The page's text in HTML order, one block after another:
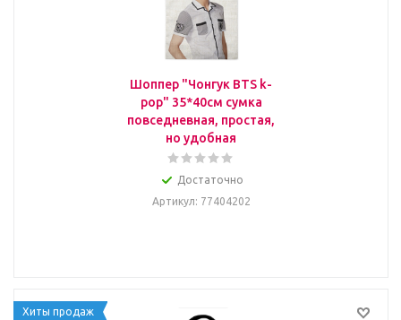
Шоппер "Чонгук BTS k-
pop" 35*40см сумка
повседневная, простая,
но удобная
Достаточно
Артикул: 77404202
Хиты продаж